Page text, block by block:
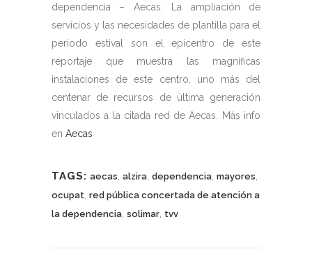
dependencia – Aecas. La ampliación de
servicios y las necesidades de plantilla para el
periodo estival son el epicentro de este
reportaje que muestra las magníficas
instalaciones de este centro, uno más del
centenar de recursos de última generación
vinculados a la citada red de Aecas. Más info
en Aecas
TAGS: aecas alzira dependencia mayores
ocupat red pública concertada de atención a
la dependencia solimar tvv